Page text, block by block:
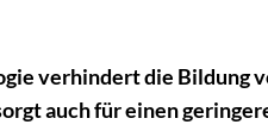
verhindert die Bildung
auch für einen